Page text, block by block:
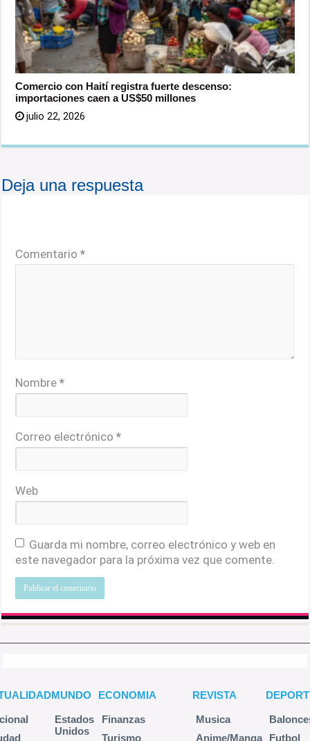
Comercio con Haití registra fuerte descenso:
importaciones caen a US$50 millones
julio 22, 2026
Deja una respuesta
Comentario*
Nombre*
Correo electrónico*
Web
Guarda mi nombre, correo electrónico y web en
este navegador para la próxima vez que comente.
MUNDO
Estados
Unidos
ECONOMIA
Finanzas
Turismo
REVISTA
Musica
Anime/Manga
Futbol